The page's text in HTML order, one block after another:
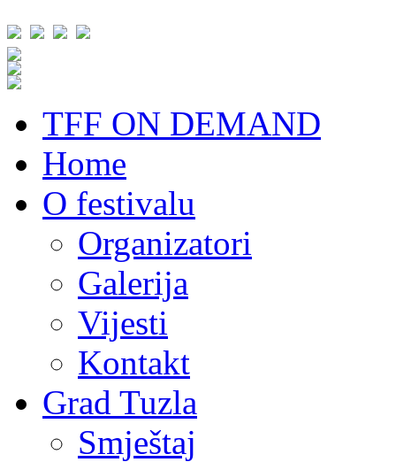
TFF ON DEMAND
Home
O festivalu
Organizatori
Galerija
Vijesti
Kontakt
Grad Tuzla
Smještaj